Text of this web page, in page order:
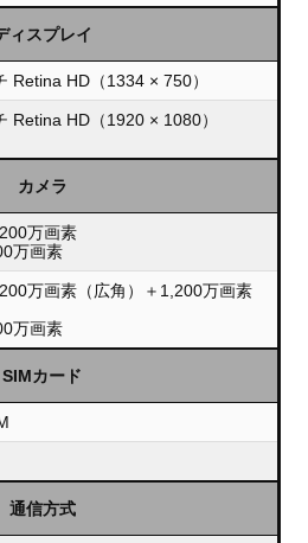
ィスプレイ
Retina HD（1334 × 750）
Retina HD（1920 × 1080）
カメラ
万画素
万画素
万画素（広角）＋1,200万画素
万画素
SIMカード
通信方式